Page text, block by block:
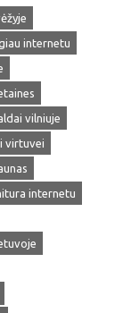
internetu
vilniuje
virtuvei
internetu